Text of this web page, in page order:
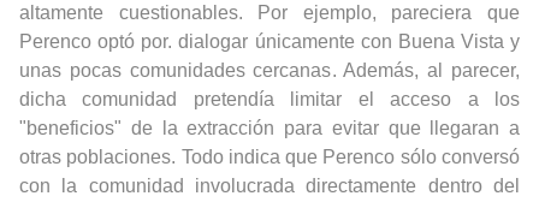
altamente cuestionables. Por ejemplo, pareciera que
Perenco optó por. dialogar únicamente con Buena Vista y
unas pocas comunidades cercanas. Además, al parecer,
dicha comunidad pretendía limitar el acceso a los
"beneficios" de la extracción para evitar que llegaran a
otras poblaciones. Todo indica que Perenco sólo conversó
con la comunidad involucrada directamente dentro del